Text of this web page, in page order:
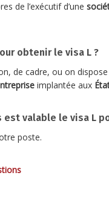
de l’exécutif d’une
obtenir le visa L ?
de cadre, ou on
implantée aux
valable le visa L
poste.